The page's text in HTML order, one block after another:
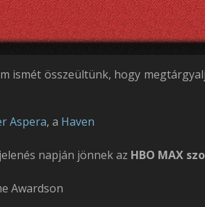
ismét összeültünk, hogy
Aspera, a Haven
napján jönnek az HBO MAX
Awardson